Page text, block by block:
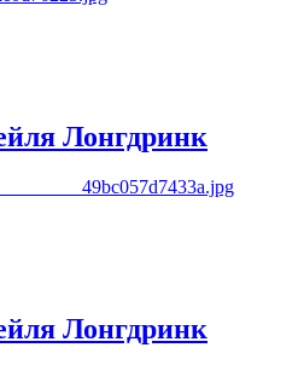
Лонгдринк
Лонгдринк